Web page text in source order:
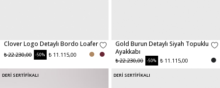
Clover Logo Detaylı Bordo Loafer
₺ 22.230,00 -50% ₺ 11.115,00
Gold Burun Detaylı Siyah Topuklu
Ayakkabı
₺ 22.230,00 -50% ₺ 11.115,00
DERİ SERTİFİKALI DERİ SERTİFİKALI